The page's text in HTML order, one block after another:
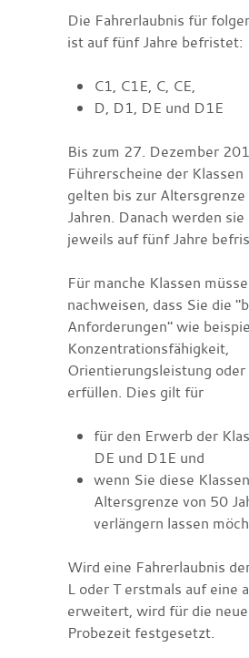
Die Fahrerlaubnis für
ist auf fünf Jahre befristet:
C1, C1E, C, CE,
D, D1, DE und D1E
Bis zum 27. Dezember
Führerscheine der Klassen
gelten bis zur
Jahren. Danach werden
jeweils auf fünf Jahre
Für manche Klassen
nachweisen, dass Sie die
Anforderungen" wie
Konzentrationsfähigkeit,
Orientierungsleistung
erfüllen. Dies gilt für
für den Erwerb der
DE und D1E und
wenn Sie diese
Altersgrenze von 50 Ja
verlängern lassen
Wird eine Fahrerlaubnis
L oder T erstmals auf eine
erweitert, wird für die
Probezeit festgesetzt.